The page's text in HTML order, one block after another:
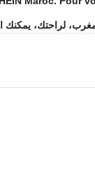
لراحتك، يمكنك